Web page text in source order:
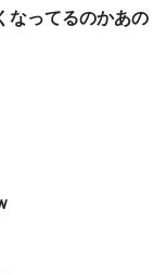
なってるのかあの